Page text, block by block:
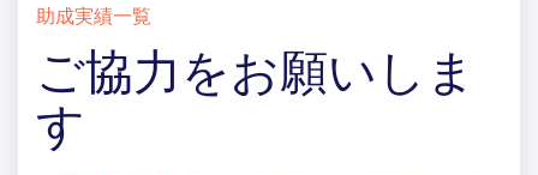
助成実績一覧
ご協力をお願いしま
す